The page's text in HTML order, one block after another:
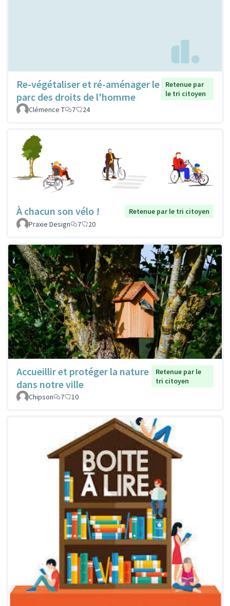
Re-végétaliser et ré-aménager le
parc des droits de l'homme
Retenue par
le tri citoyen
Clémence T
7 24
À chacun son vélo !
Retenue par le tri citoyen
Praxie Design
7 20
Accueillir et protéger la nature
dans notre ville
Retenue par le
tri citoyen
Chipson
7 10